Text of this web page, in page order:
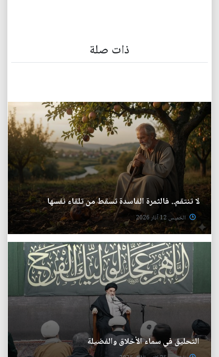
ذات صلة
لا تنتقم.. فالثمرة الفاسدة تسقط من تلقاء نفسها
الخميس 12 آذار 2026
التحليق في سماء الأخلاق والفضيلة